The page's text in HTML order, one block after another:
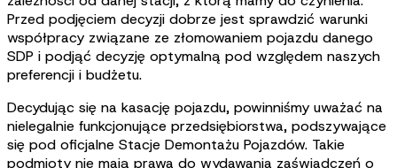
Przed podjęciem decyzji dobrze jest sprawdzić warunki
współpracy związane ze złomowaniem pojazdu danego
SDP i podjąć decyzję optymalną pod względem naszych
preferencji i budżetu.
Decydując się na kasację pojazdu, powinniśmy uważać na
nielegalnie funkcjonujące przedsiębiorstwa, podszywające
się pod oficjalne Stacje Demontażu Pojazdów. Takie
podmioty nie mają prawa do wydawania zaświadczeń o